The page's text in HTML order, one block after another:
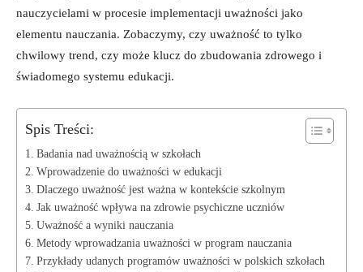
nauczycielami​ w procesie implementacji uważności jako
elementu nauczania. Zobaczymy, czy‍ uważność to ⁢tylko
chwilowy trend, czy może klucz ⁢do zbudowania zdrowego i
świadomego systemu edukacji.
Spis Treści:
Badania nad uważnością ⁢w szkołach
Wprowadzenie do uważności w⁢ edukacji
Dlaczego uważność jest ważna w kontekście szkolnym
Jak uważność wpływa na zdrowie psychiczne uczniów
Uważność a‌ wyniki⁤ nauczania
Metody wprowadzania uważności w program⁣ nauczania
Przykłady udanych programów uważności w polskich szkołach